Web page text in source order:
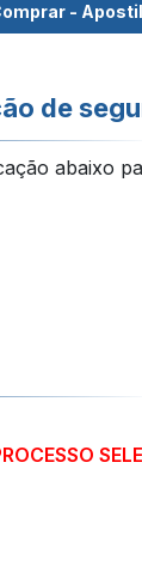
-
de
abaixo